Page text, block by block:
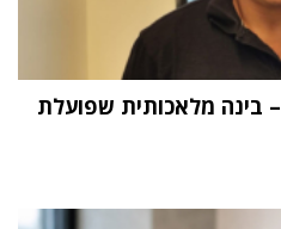
"העתיד הוא Physical AI – בינה מלאכותית שפועלת